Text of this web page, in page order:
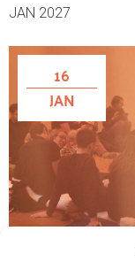
JAN 2027
16
JAN